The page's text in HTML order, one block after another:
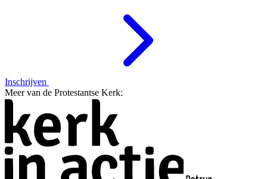
Inschrijven
Meer van de Protestantse Kerk: